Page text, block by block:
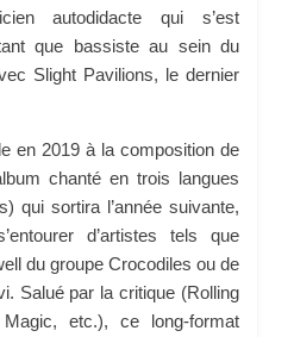
autodidacte qui s’est
que bassiste au sein du
Slight Pavilions, le dernier
en 2019 à la composition de
chanté en trois langues
qui sortira l’année suivante,
d’artistes tels que
du groupe Crocodiles ou de
Salué par la critique (Rolling
etc.), ce long-format